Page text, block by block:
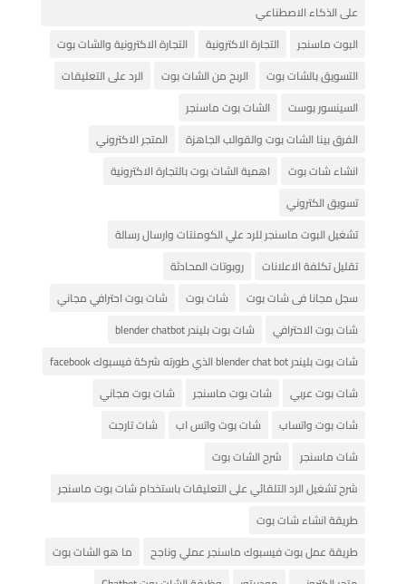
على الذكاء الاصطناعي
البوت ماسنجر
التجارة الاكترونية
التجارة الاكترونية والشات بوت
التسويق بالشات بوت
الربح من الشات بوت
الرد على التعليقات
السينسور بوست
الشات بوت ماسنجر
الفرق بينا الشات بوت والقوالب الجاهزة
المتجر الاكتروني
انشاء شات بوت
اهمية الشات بوت بالتجارة الاكترونية
تسويق الكتروني
تشغيل البوت ماسنجر للرد علي الكومنتات وارسال رسالة
تقليل تكلفة الاعلانات
روبوتات المحادثة
سجل مجانا فى شات بوت
شات بوت
شات بوت احترافي مجاني
شات بوت الاحترافي
شات بوت بليندر blender chatbot
شات بوت بليندر blender chat bot الذي طورته شركة فيسبوك facebook
شات بوت عربي
شات بوت ماسنجر
شات بوت مجاني
شات بوت واتساب
شات بوت واتس اب
شات تارجت
شات ماسنجر
شرح الشات بوت
شرح تشغيل الرد التلقائي على التعليقات باستخدام شات بوت ماسنجر
طريقة انشاء شات بوت
طريقة عمل بوت فيسبوك ماسنجر عملي وناجح
ما هو الشات بوت